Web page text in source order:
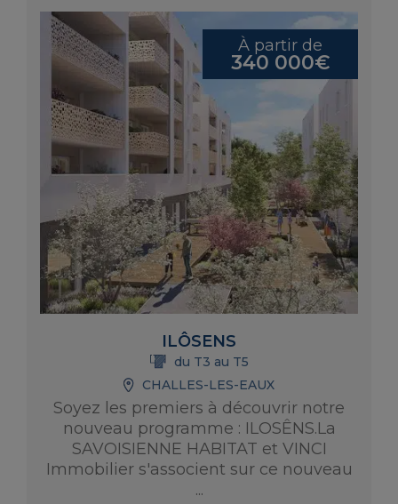
À partir de
340 000€
ILÔSENS
du T3 au T5
CHALLES-LES-EAUX
Soyez les premiers à découvrir notre
nouveau programme : ILOSÊNS.La
SAVOISIENNE HABITAT et VINCI
Immobilier s'associent sur ce nouveau
...